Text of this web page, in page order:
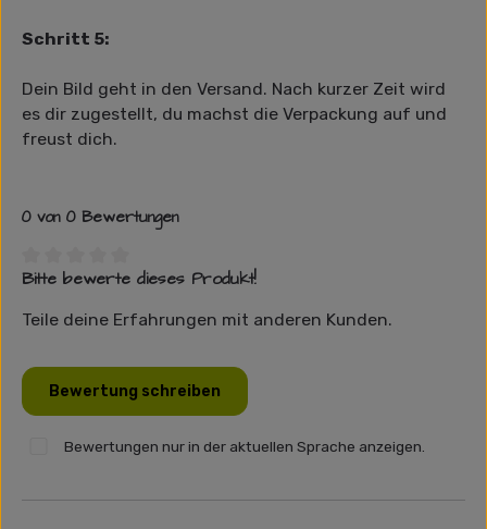
Schritt 5:
Dein Bild geht in den Versand. Nach kurzer Zeit wird
es dir zugestellt, du machst die Verpackung auf und
freust dich.
0 von 0 Bewertungen
Durchschnittliche Bewertung von 0 von 5 Sternen
Bitte bewerte dieses Produkt!
Teile deine Erfahrungen mit anderen Kunden.
Bewertung schreiben
Bewertungen nur in der aktuellen Sprache anzeigen.